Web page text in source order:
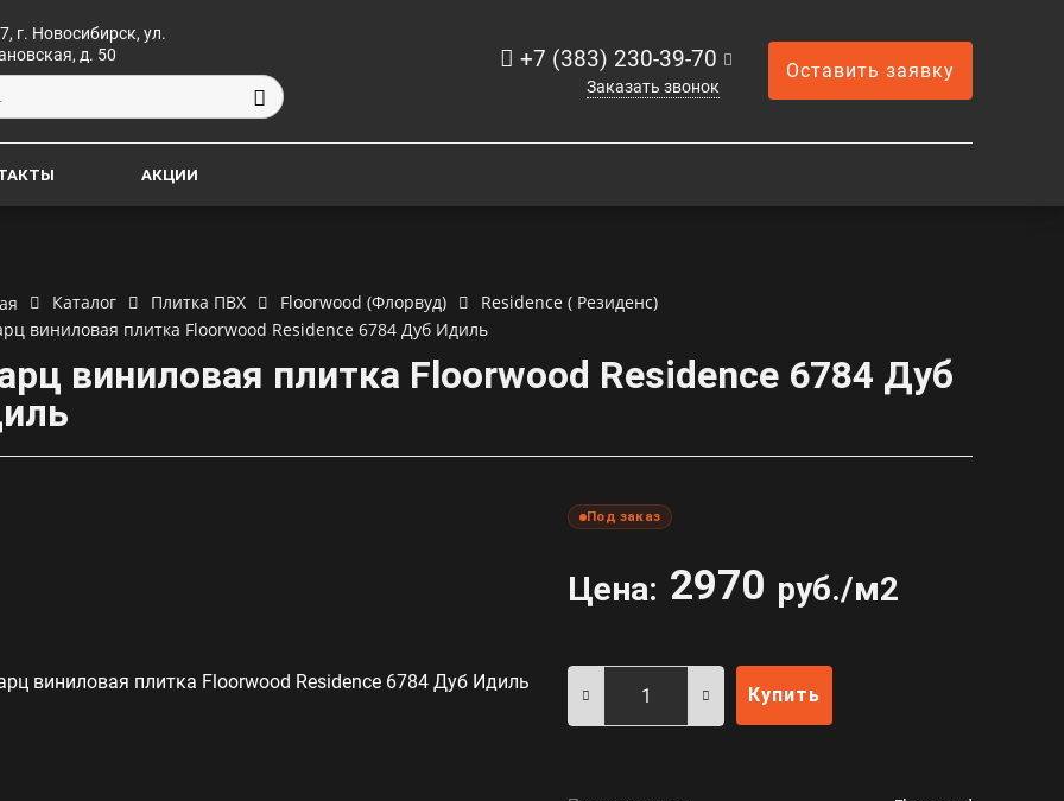
г. Новосибирск, ул.
д. 50
+7 (383) 230-39-70
Заказать звонок
Оставить заявку
АКЦИИ
Каталог Плитка ПВХ Floorwood (Флорвуд)
Residence ( Резиденс)
виниловая плитка Floorwood Residence 6784 Дуб Идиль
виниловая плитка Floorwood Residence 6784 Дуб
Под заказ
Цена: 2970 руб./м2
Купить